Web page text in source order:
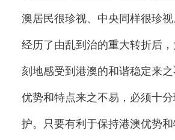
澳居民很珍视、中央同样很珍
经历了由乱到治的重大转折后
刻地感受到港澳的和谐稳定来
优势和特点来之不易，必须十
护。只要有利于保持港澳优势和